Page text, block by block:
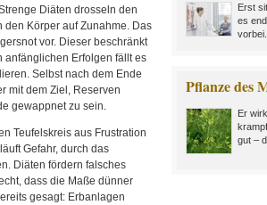
Diäten drosseln den
Körper auf Zunahme. Das
vor. Dieser beschränkt
anfänglichen Erfolgen fällt es
Selbst nach dem Ende
mit dem Ziel, Reserven
gewappnet zu sein.
Teufelskreis aus Frustration
Gefahr, durch das
Diäten fördern falsches
dass die Maße dünner
gesagt: Erbanlagen
Erst
es
vorbei...
Pflanze des
Er
gut –